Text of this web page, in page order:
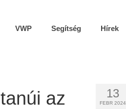
VWP Segítség Hírek
13
FEBR 2024
az